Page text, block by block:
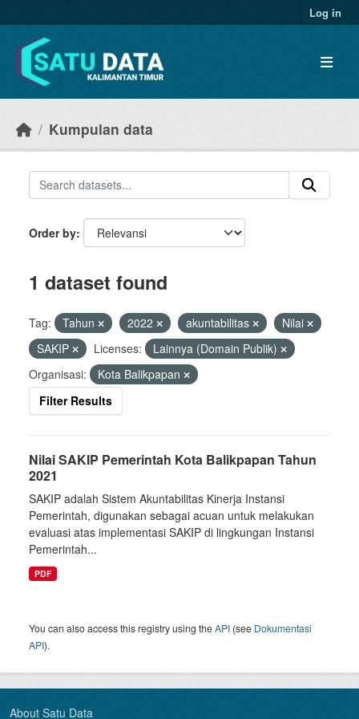
Log in
Kumpulan data
Order by
1 dataset found
Tag: Tahun 2022 akuntabilitas
Nilai
SAKIP
Licenses:
Lainnya (Domain Publik)
Organisasi:
Kota Balikpapan
Filter Results
Nilai SAKIP Pemerintah Kota Balikpapan Tahun
2021
SAKIP adalah Sistem Akuntabilitas Kinerja Instansi
Pemerintah, digunakan sebagai acuan untuk melakukan
evaluasi atas implementasi SAKIP di lingkungan Instansi
Pemerintah...
PDF
You can also access this registry using theAPI (see Dokumentasi
API).
About Satu Data